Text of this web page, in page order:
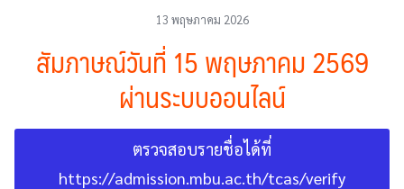
13 พฤษภาคม 2026
สัมภาษณ์วันที่ 15 พฤษภาคม 2569
ผ่านระบบออนไลน์
ตรวจสอบรายชื่อได้ที่
https://admission.mbu.ac.th/tcas/verify